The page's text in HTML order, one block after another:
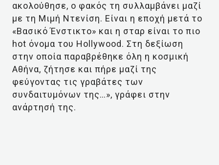
ακολούθησε, ο φακός τη συλλαμβάνει μαζί
με τη Μιμή Ντενίση. Είναι η εποχή μετά το
«Βασικό Ένστικτο» και η σταρ είναι το πιο
hot όνομα του Hollywood. Στη δεξίωση
στην οποία παραβρέθηκε όλη η κοσμική
Αθήνα, ζήτησε και πήρε μαζί της
φεύγοντας τις γραβάτες των
συνδαιτυμόνων της…», γράφει στην
ανάρτησή της.